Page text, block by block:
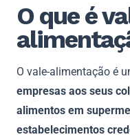
O que é
O vale-alimentação é
empresas aos seus
alimentos em
estabelecimentos